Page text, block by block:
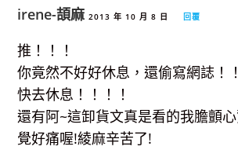
irene-頡麻 2013 年 10 月 8 日 回覆
推！！！
你竟然不好好休息，還偷寫網誌！！
快去休息！！！！
還有阿~這卸貨文真是看的我膽顫
覺好痛喔!綾麻辛苦了!